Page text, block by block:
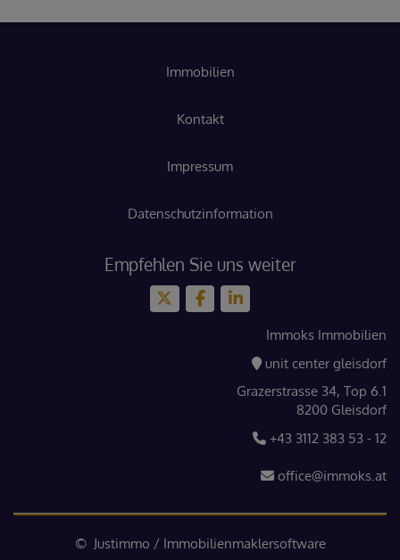
Immobilien
Kontakt
Impressum
Datenschutzinformation
Empfehlen Sie uns weiter
Immoks Immobilien
unit center gleisdorf
Grazerstrasse 34, Top 6.1
8200 Gleisdorf
+43 3112 383 53 - 12
office@immoks.at
© Justimmo / Immobilienmaklersoftware